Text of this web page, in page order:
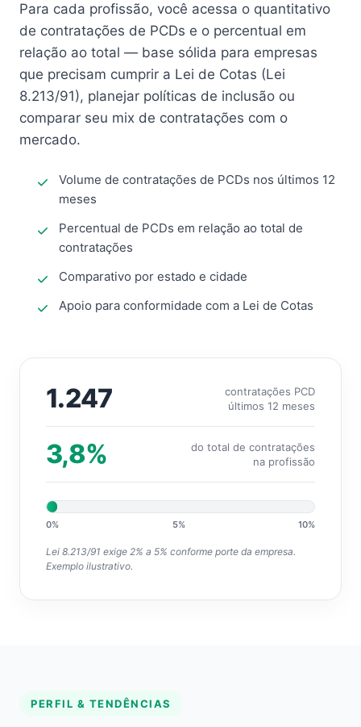
Para cada profissão, você acessa o quantitativo
de contratações de PCDs e o percentual em
relação ao total — base sólida para empresas
que precisam cumprir a Lei de Cotas (Lei
8.213/91), planejar políticas de inclusão ou
comparar seu mix de contratações com o
mercado.
Volume de contratações de PCDs nos últimos 12
meses
Percentual de PCDs em relação ao total de
contratações
Comparativo por estado e cidade
Apoio para conformidade com a Lei de Cotas
1.247
contratações PCD
últimos 12 meses
3,8%
do total de contratações
na profissão
0% 5% 10%
Lei 8.213/91 exige 2% a 5% conforme porte da empresa.
Exemplo ilustrativo.
PERFIL & TENDÊNCIAS